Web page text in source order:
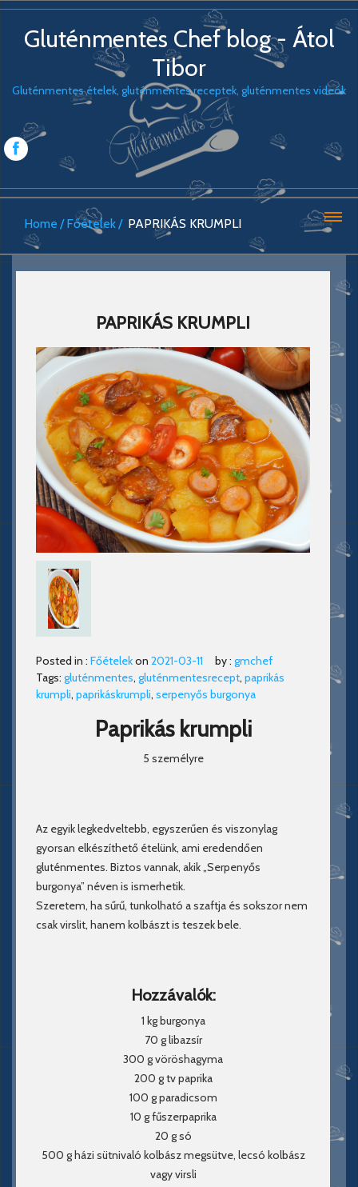
Gluténmentes Chef blog - Átol
Tibor
Gluténmentes ételek, gluténmentes receptek, gluténmentes videók
Home Főételek PAPRIKÁS KRUMPLI
PAPRIKÁS KRUMPLI
Posted in : Főételekon 2021-03-11 by : gmchef
Tags: gluténmentes, gluténmentesrecept, paprikás
krumpli, paprikáskrumpli, serpenyős burgonya
Paprikás krumpli
5 személyre
Az egyik legkedveltebb, egyszerűen és viszonylag
gyorsan elkészíthető ételünk, ami eredendően
gluténmentes. Biztos vannak, akik „Serpenyős
burgonya” néven is ismerhetik.
Szeretem, ha sűrű, tunkolható a szaftja és sokszor nem
csak virslit, hanem kolbászt is teszek bele.
Hozzávalók:
1 kg burgonya
70 g libazsír
300 g vöröshagyma
200 g tv paprika
100 g paradicsom
10 g fűszerpaprika
20 g só
500 g házi sütnivaló kolbász megsütve, lecsó kolbász
vagy virsli